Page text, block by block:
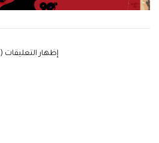
‫إظهار التعليقات (0)